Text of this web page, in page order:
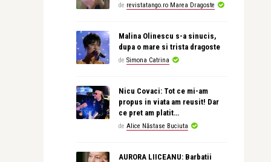
de revistatango.ro Marea Dragoste
Malina Olinescu s-a sinucis,
dupa o mare si trista dragoste
de Simona Catrina
Nicu Covaci: Tot ce mi-am
propus in viata am reusit! Dar
ce pret am platit…
de Alice Năstase Buciuta
AURORA LIICEANU: Barbatii